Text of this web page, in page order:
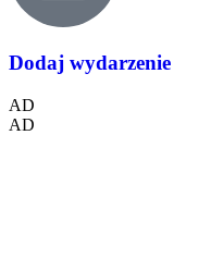
Dodaj wydarzenie
AD
AD